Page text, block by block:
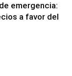
emergencia:
a favor del